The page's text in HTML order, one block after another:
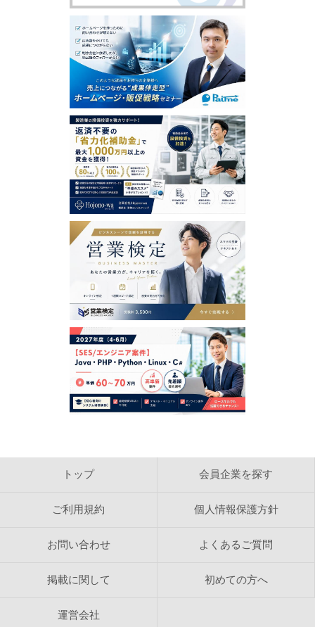
含め、本ソフトウェアまたはサービスの利用者による使
用または誤用に対する責任を一切負いません。この責任
の制約は、当社が、そのような損害の可能性について通
告されていた場合であっても、それが保証、契約、故意
または無意識による不法行為、その他に基づいているか
どうかによらず、直接、間接、付随、結果的、特殊、懲
戒的および懲罰的損害賠償を回避するために適用されま
す。この責任の制約は、損害が、第三者を介したものも
含め、本ソフトウェアまたはサービスの使用または誤用
および依存の結果であるか、本ソフトウェアまたはサー
ビスを使用できないためか、本ソフトウェアまたはサー
ビスの中断、一時停止、終了のいずれかの結果かにかか
わらず、適用されます。この責任の制約は、権利侵害の
防止方法による本質的目的の不履行にかかわらず法律で
許容された最大の範囲で適用されます。
【禁止事項】
利用者は、日本営業協会において以下の行為をすること
はできません。
虚偽の情報を登録し、提供する行為
第三者の著作権、商標権、プライバシー権、肖像権等す
べての法的権利を侵害する行為
犯罪的行為に結びつく行為
公序良俗に反する行為
反社会的活動に関する行為
法令、公序良俗に反する行為、またはそのおそれのある
日本営業協会で得た情報を利用しての営利を目的とした
情報提供等の行為
日本営業協会の運営の妨げとなる一切の行為
を自動的に検索し、結果を作成しております。 日本営
業協会は、検索結果として表示される内容に関して、カ
ん。 検索結果として表示される情報の正確さ、信頼
【著作権】
る著作権は株式会社ビジネスコネクションに帰属しま
WEBサイトで反映し、検索結果をリフォーマットして
表示することは禁じられています。
トップ 会員企業を探す
ご利用規約 個人情報保護方針
お問い合わせ よくあるご質問
掲載に関して 初めての方へ
運営会社